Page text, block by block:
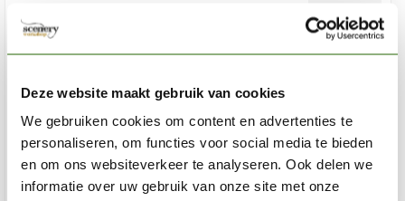
Deze website maakt gebruik van cookies
We gebruiken cookies om content en advertenties te
personaliseren, om functies voor social media te bieden
en om ons websiteverkeer te analyseren. Ook delen we
informatie over uw gebruik van onze site met onze
Afbreekmes
€3,00
Niet op voorraad